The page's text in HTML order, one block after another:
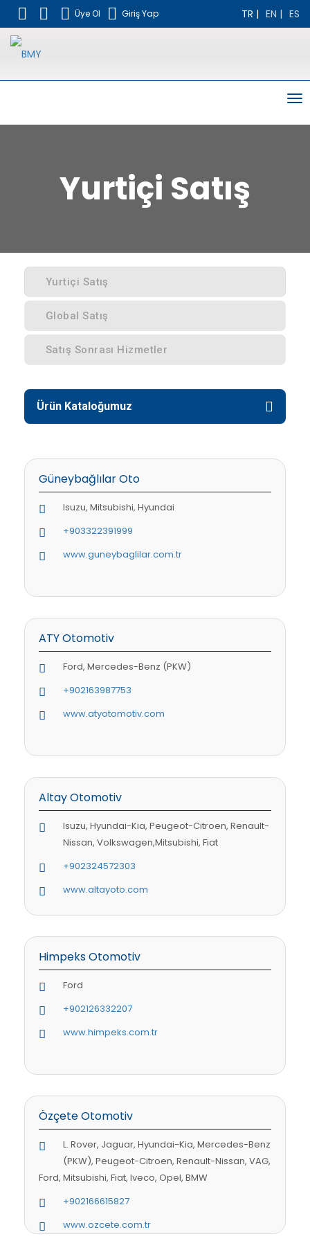
Üye Ol Giriş Yap TR | EN | ES
Yurtiçi Satış
Yurtiçi Satış
Global Satış
Satış Sonrası Hizmetler
Ürün Kataloğumuz
Güneybağlılar Oto
Isuzu, Mitsubishi, Hyundai
+903322391999
www.guneybaglilar.com.tr
ATY Otomotiv
Ford, Mercedes-Benz (PKW)
+902163987753
www.atyotomotiv.com
Altay Otomotiv
Isuzu, Hyundai-Kia, Peugeot-Citroen, Renault-
Nissan, Volkswagen,Mitsubishi, Fiat
+902324572303
www.altayoto.com
Himpeks Otomotiv
Ford
+902126332207
www.himpeks.com.tr
Özçete Otomotiv
L. Rover, Jaguar, Hyundai-Kia, Mercedes-Benz
(PKW), Peugeot-Citroen, Renault-Nissan, VAG,
Ford, Mitsubishi, Fiat, Iveco, Opel, BMW
+902166615827
www.ozcete.com.tr